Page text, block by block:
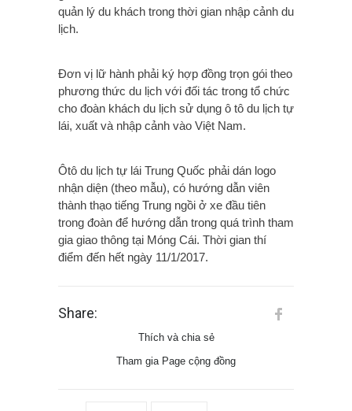
quản lý du khách trong thời gian nhập cảnh du
lịch.
Đơn vị lữ hành phải ký hợp đồng trọn gói theo
phương thức du lịch với đối tác trong tổ chức
cho đoàn khách du lịch sử dụng ô tô du lịch tự
lái, xuất và nhập cảnh vào Việt Nam.
Ôtô du lịch tự lái Trung Quốc phải dán logo
nhận diện (theo mẫu), có hướng dẫn viên
thành thạo tiếng Trung ngồi ở xe đầu tiên
trong đoàn để hướng dẫn trong quá trình tham
gia giao thông tại Móng Cái. Thời gian thí
điểm đến hết ngày 11/1/2017.
Share:
Thích và chia sẻ
Tham gia Page cộng đồng